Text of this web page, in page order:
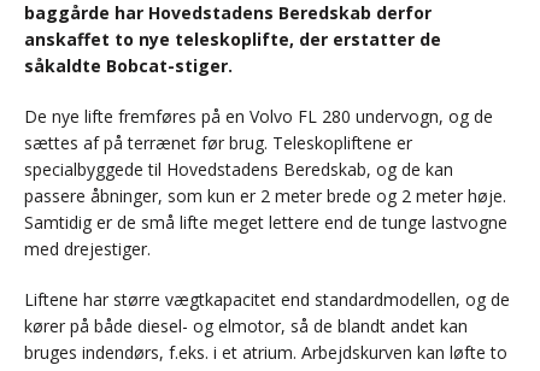
baggårde har Hovedstadens Beredskab derfor
anskaffet to nye teleskoplifte, der erstatter de
såkaldte Bobcat-stiger.
De nye lifte fremføres på en Volvo FL 280 undervogn, og de
sættes af på terrænet før brug. Teleskopliftene er
specialbyggede til Hovedstadens Beredskab, og de kan
passere åbninger, som kun er 2 meter brede og 2 meter høje.
Samtidig er de små lifte meget lettere end de tunge lastvogne
med drejestiger.
Liftene har større vægtkapacitet end standardmodellen, og de
kører på både diesel- og elmotor, så de blandt andet kan
bruges indendørs, f.eks. i et atrium. Arbejdskurven kan løfte to